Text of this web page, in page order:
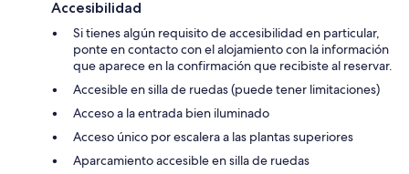
Accesibilidad
Si tienes algún requisito de accesibilidad en particular,
ponte en contacto con el alojamiento con la información
que aparece en la confirmación que recibiste al reservar.
Accesible en silla de ruedas (puede tener limitaciones)
Acceso a la entrada bien iluminado
Acceso único por escalera a las plantas superiores
Aparcamiento accesible en silla de ruedas